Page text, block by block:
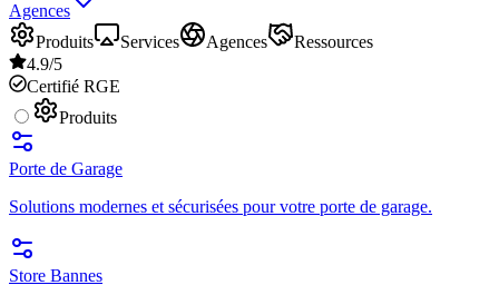
Agences
Produits
Services Agences
Ressources
4.9/5
Certifié RGE
Produits
Porte de Garage
Solutions modernes et sécurisées pour votre porte de garage.
Store Bannes